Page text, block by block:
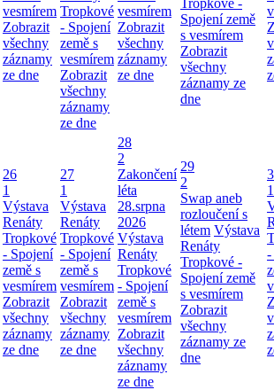
vesmírem
Zobrazit
všechny
záznamy
ze dne
Tropkové
- Spojení
země s
vesmírem
Zobrazit
všechny
záznamy
ze dne
vesmírem
Zobrazit
všechny
záznamy
ze dne
Spojení země
s vesmírem
Zobrazit
všechny
záznamy ze
dne
26
1
Výstava
Renáty
Tropkové
- Spojení
země s
vesmírem
Zobrazit
všechny
záznamy
ze dne
27
1
Výstava
Renáty
Tropkové
- Spojení
země s
vesmírem
Zobrazit
všechny
záznamy
ze dne
28
2
Zakončení
léta
28.srpna
2026
Výstava
Renáty
Tropkové
- Spojení
země s
vesmírem
Zobrazit
všechny
záznamy
ze dne
29
2
Swap aneb
rozloučení s
létem Výstava
Renáty
Tropkové -
Spojení země
s vesmírem
Zobrazit
všechny
záznamy ze
dne
1
-